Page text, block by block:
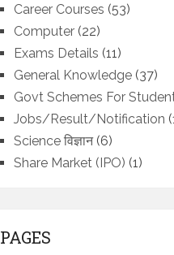
Career Courses (53)
Computer (22)
Exams Details (11)
General Knowledge (37)
Govt Schemes For
Jobs/Result/Notification
Science विज्ञान(6)
Share Market (IPO) (1)
PAGES